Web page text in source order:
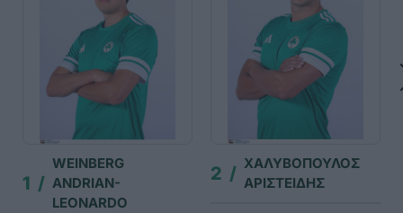
1
WEINBERG
ANDRIAN-
LEONARDO
2
ΧΑΛΥΒΟΠΟΥΛΟΣ
ΑΡΙΣΤΕΙΔΗΣ